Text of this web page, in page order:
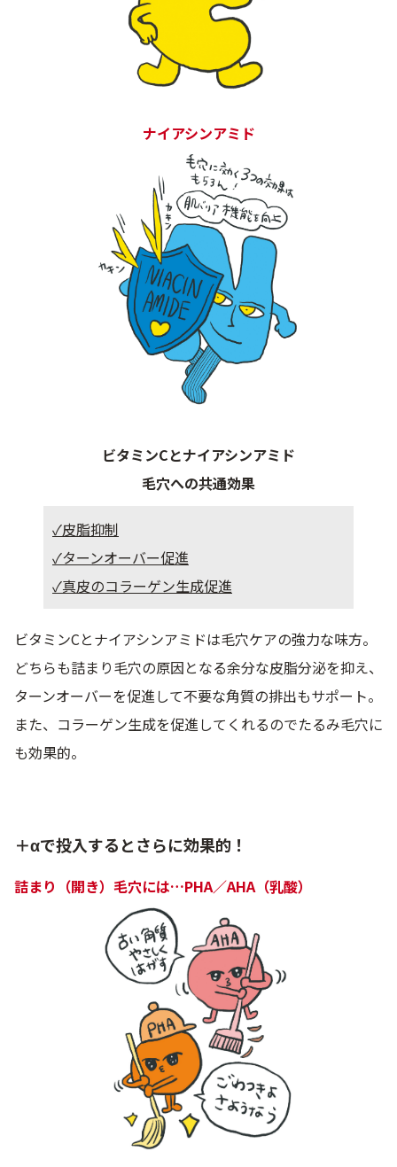
ナイアシンアミド
ビタミンCとナイアシンアミド
毛穴への共通効果
✓皮脂抑制
✓ターンオーバー促進
✓真皮のコラーゲン生成促進
ビタミンCとナイアシンアミドは毛穴ケアの強力な味方。
どちらも詰まり毛穴の原因となる余分な皮脂分泌を抑え、
ターンオーバーを促進して不要な角質の排出もサポート。
また、コラーゲン生成を促進してくれるのでたるみ毛穴に
も効果的。
＋αで投入するとさらに効果的！
詰まり（開き）毛穴には…PHA／AHA（乳酸）